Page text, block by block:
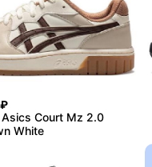
₽
Court Mz 2.0
White